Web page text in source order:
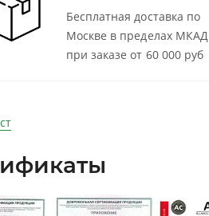
Бесплатная доставка по
Москве в пределах МКАД
при заказе от 60 000 руб